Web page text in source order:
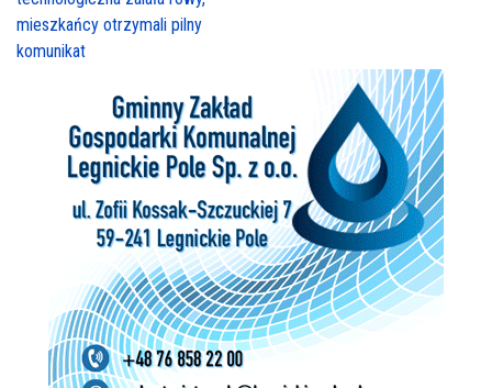
mieszkańcy otrzymali pilny
komunikat